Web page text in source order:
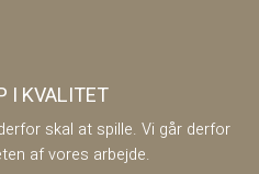
I KVALITET
skal at spille. Vi går derfor
af vores arbejde.